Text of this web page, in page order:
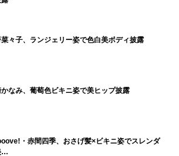
々子、ランジェリー姿で色白美ボディ披露
なみ、葡萄色ビキニ姿で美ヒップ披露
・赤間四季、おさげ髪×ビキニ姿でスレンダ
…